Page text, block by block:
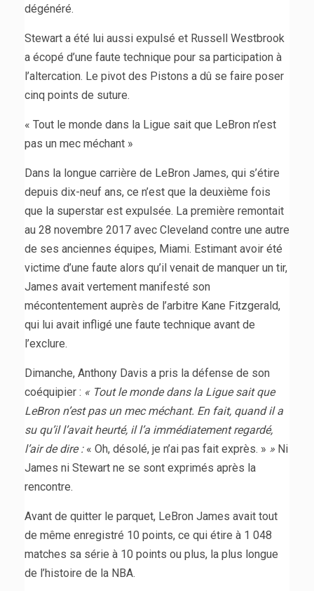
dégénéré.
Stewart a été lui aussi expulsé et Russell Westbrook
a écopé d’une faute technique pour sa participation à
l’altercation. Le pivot des Pistons a dû se faire poser
cinq points de suture.
« Tout le monde dans la Ligue sait que LeBron n’est
pas un mec méchant »
Dans la longue carrière de LeBron James, qui s’étire
depuis dix-neuf ans, ce n’est que la deuxième fois
que la superstar est expulsée. La première remontait
au 28 novembre 2017 avec Cleveland contre une autre
de ses anciennes équipes, Miami. Estimant avoir été
victime d’une faute alors qu’il venait de manquer un tir,
James avait vertement manifesté son
mécontentement auprès de l’arbitre Kane Fitzgerald,
qui lui avait infligé une faute technique avant de
l’exclure.
Dimanche, Anthony Davis a pris la défense de son
coéquipier : « Tout le monde dans la Ligue sait que
LeBron n’est pas un mec méchant. En fait, quand il a
su qu’il l’avait heurté, il l’a immédiatement regardé,
l’air de dire : « Oh, désolé, je n’ai pas fait exprès. » » Ni
James ni Stewart ne se sont exprimés après la
rencontre.
Avant de quitter le parquet, LeBron James avait tout
de même enregistré 10 points, ce qui étire à 1 048
matches sa série à 10 points ou plus, la plus longue
de l’histoire de la NBA.